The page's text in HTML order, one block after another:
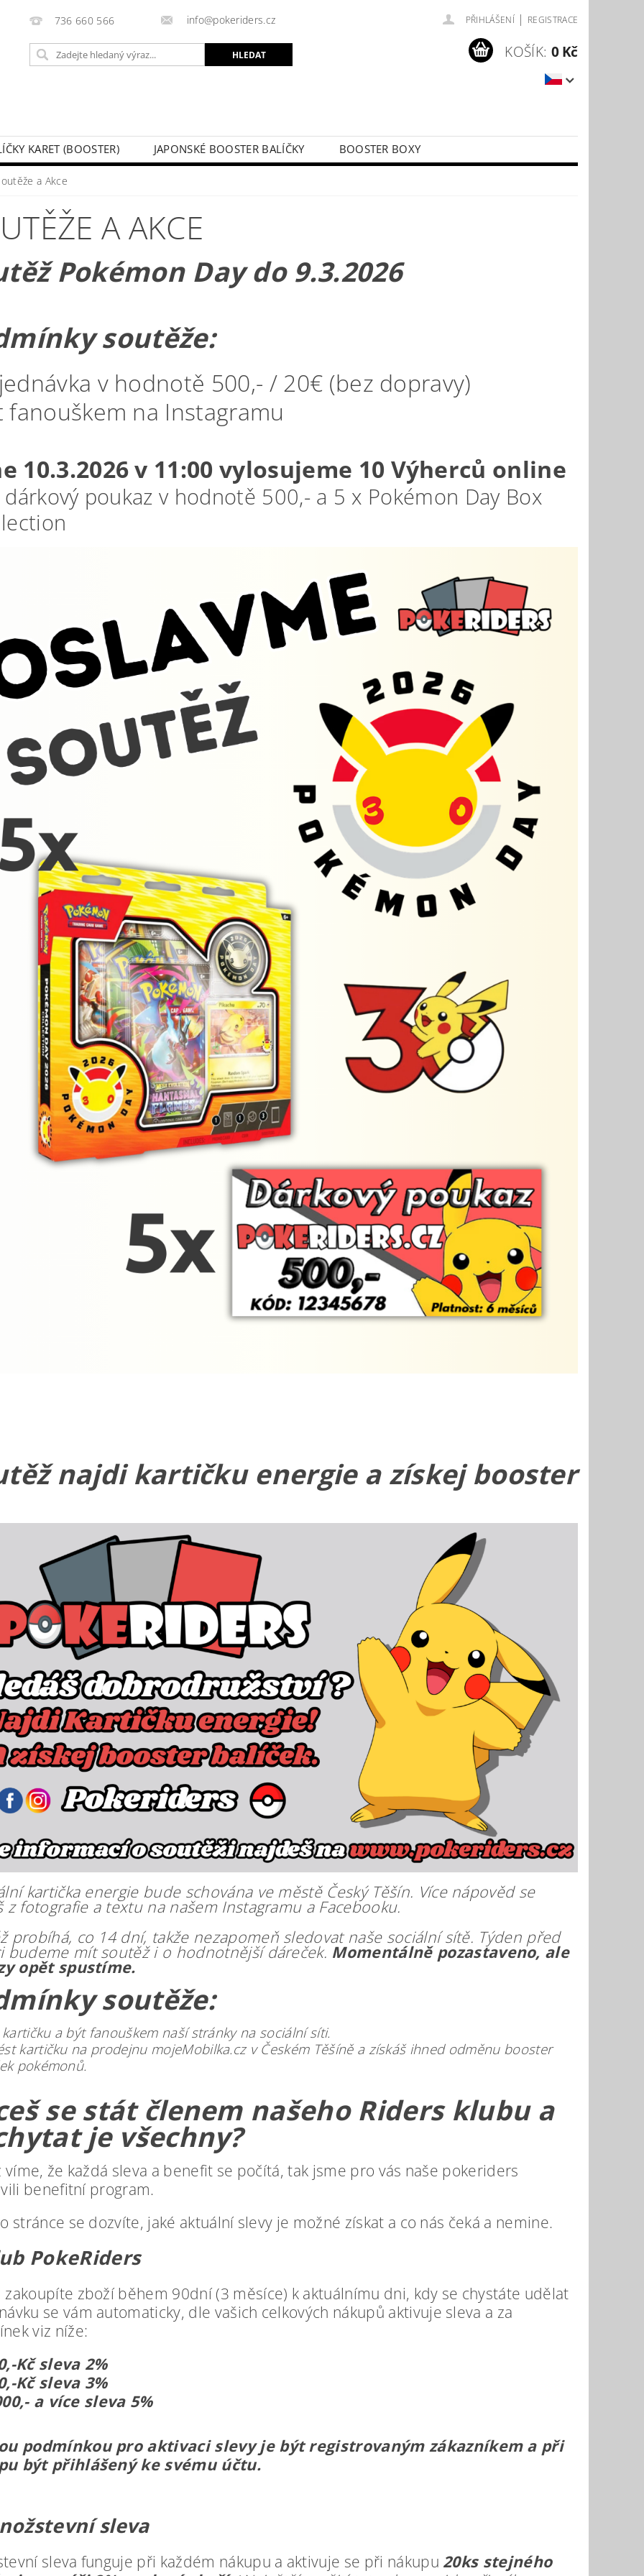
736 660 566 info@pokeriders.cz PŘIHLÁŠENÍ | REGISTRACE
KOŠÍK: 0 Kč
KARET (BOOSTER) JAPONSKÉ BOOSTER BALÍČKY
BOOSTER BOXY
KRABIČKY
a Akce
A AKCE
Pokémon Day do 9.3.2026
soutěže:
v hodnotě 500,- / 20€ (bez dopravy)
fanouškem na Instagramu
10.3.2026 v 11:00 vylosujeme 10 Výherců online
poukaz v hodnotě 500,- a 5 x Pokémon Day Box
najdi kartičku energie a získej booster
kartička energie bude schována ve městě Český Těšín. Více nápověd se
z fotografie a textu na našem Instagramu a Facebooku.
probíhá, co 14 dní, takže nezapomeň sledovat naše sociální sítě. Týden před
budeme mít soutěž i o hodnotnější dáreček. Momentálně pozastaveno, ale
opět spustíme.
soutěže:
a být fanouškem naší stránky na sociální síti.
kartičku na prodejnu mojeMobilka.cz v Českém Těšíně a získáš ihned odměnu booster
pokémonů.
se stát členem našeho Riders klubu a
je všechny?
víme, že každá sleva a benefit se počítá, tak jsme pro vás naše pokeriders
benefitní program.
stránce se dozvíte, jaké aktuální slevy je možné získat a co nás čeká a nemine.
PokeRiders
zakoupíte zboží během 90dní (3 měsíce) k aktuálnímu dni, kdy se chystáte udělat
se vám automaticky, dle vašich celkových nákupů aktivuje sleva a za
viz níže:
Kč sleva 2%
Kč sleva 3%
a více sleva 5%
podmínkou pro aktivaci slevy je být registrovaným zákazníkem a při
být přihlášený ke svému účtu.
sleva
sleva funguje při každém nákupu a aktivuje se při nákupu 20ks stejného